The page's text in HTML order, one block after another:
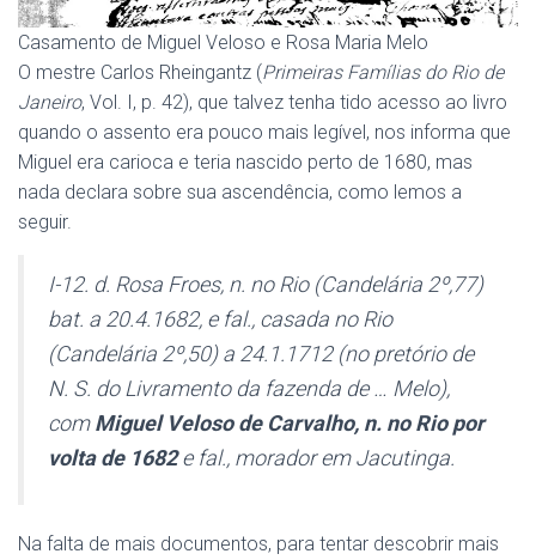
Casamento de Miguel Veloso e Rosa Maria Melo
O mestre Carlos Rheingantz (Primeiras Famílias do Rio de
Janeiro, Vol. I, p. 42), que talvez tenha tido acesso ao livro
quando o assento era pouco mais legível, nos informa que
Miguel era carioca e teria nascido perto de 1680, mas
nada declara sobre sua ascendência, como lemos a
seguir.
I-12. d. Rosa Froes, n. no Rio (Candelária 2º,77)
bat. a 20.4.1682, e fal., casada no Rio
(Candelária 2º,50) a 24.1.1712 (no pretório de
N. S. do Livramento da fazenda de … Melo),
comMiguel Veloso de Carvalho, n. no Rio por
volta de 1682e fal., morador em Jacutinga.
Na falta de mais documentos, para tentar descobrir mais